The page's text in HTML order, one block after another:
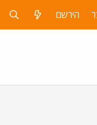
הירשם